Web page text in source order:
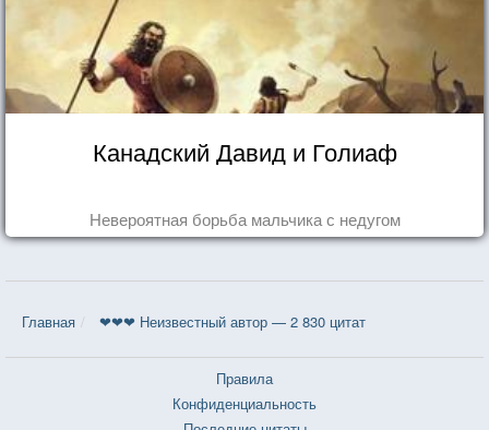
Канадский Давид и Голиаф
Невероятная борьба мальчика с недугом
Главная ❤❤❤ Неизвестный автор — 2 830 цитат
Правила
Конфиденциальность